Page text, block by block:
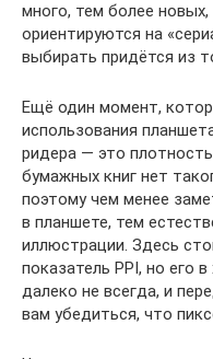
много, тем более
ориентируются на
выбирать придётся из
Ещё один момент,
использования
ридера — это
бумажных книг нет
поэтому чем менее
в планшете, тем
иллюстрации. Здесь
показатель PPI, но его
далеко не всегда, и
вам убедиться, что